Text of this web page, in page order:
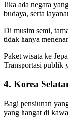
Jika ada negara
budaya, serta
Di musim semi,
tidak hanya
Paket wisata ke
Transportasi publik
4. Korea
Bagi pensiunan
yang hangat di